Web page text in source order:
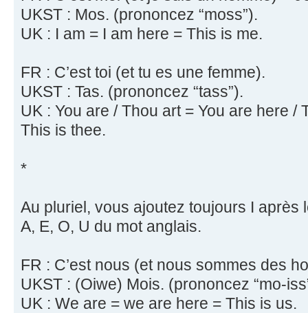
UKST : Mos. (prononcez “moss”).
UK : I am = I am here = This is me.
FR : C’est toi (et tu es une femme).
UKST : Tas. (prononcez “tass”).
UK : You are / Thou art = You are here /
This is thee.
*
Au pluriel, vous ajoutez toujours I après
A, E, O, U du mot anglais.
FR : C’est nous (et nous sommes des
UKST : (Oiwe) Mois. (prononcez “mo-
UK : We are = we are here = This is us.